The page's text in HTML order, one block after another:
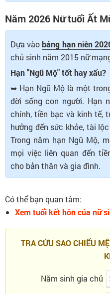
Năm 2026 Nữ tuổi Ất
Dựa vàobảng hạn niên
chủ sinh năm 2015 nữ
Hạn "Ngũ Mộ" tốt hay xấu?
➥ Hạn Ngũ Mộ là một
đời sống con người. Hạn
chính, tiền bạc và kinh tế,
hưởng đến sức khỏe, tài
Trong năm hạn Ngũ Mộ,
mọi việc liên quan đến
cho bản thân và gia đình.
Có thể bạn quan tâm:
Xem tuổi kết hôn của nữ
TRA CỨU SAO CHIẾU
Năm sinh gia chủ